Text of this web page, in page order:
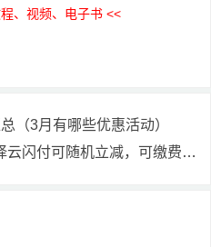
、视频、电子书 <<
（3月有哪些优惠活动）
闪付可随机立减，可缴费充值